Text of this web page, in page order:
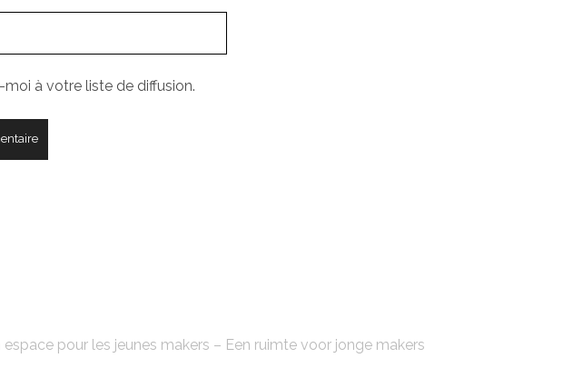
moi à votre liste de diffusion.
espace pour les jeunes makers – Een ruimte voor jonge makers